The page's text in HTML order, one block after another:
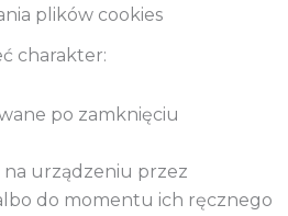
plików cookies
charakter:
po zamknięciu
na urządzeniu przez
do momentu ich ręcznego